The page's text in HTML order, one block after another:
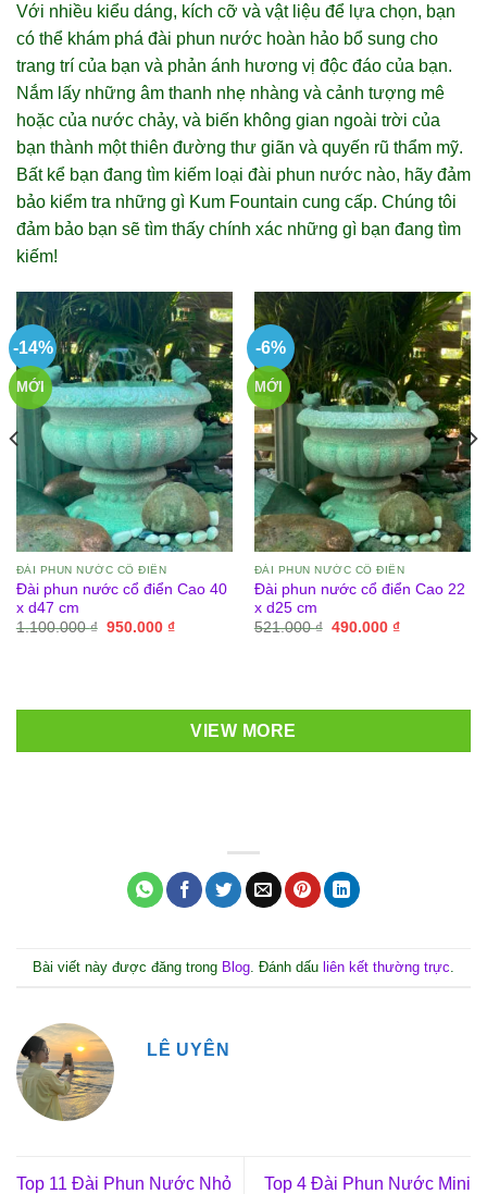
Với nhiều kiểu dáng, kích cỡ và vật liệu để lựa chọn, bạn
có thể khám phá đài phun nước hoàn hảo bổ sung cho
trang trí của bạn và phản ánh hương vị độc đáo của bạn.
Nắm lấy những âm thanh nhẹ nhàng và cảnh tượng mê
hoặc của nước chảy, và biến không gian ngoài trời của
bạn thành một thiên đường thư giãn và quyến rũ thẩm mỹ.
Bất kể bạn đang tìm kiếm loại đài phun nước nào, hãy đảm
bảo kiểm tra những gì Kum Fountain cung cấp. Chúng tôi
đảm bảo bạn sẽ tìm thấy chính xác những gì bạn đang tìm
kiếm!
-14%
MỚI
ĐÀI PHUN NƯỚC CỔ ĐIỂN
Đài phun nước cổ điển Cao 40
x d47 cm
1.100.000₫ Giá
950.000 ₫Giá
-6%
MỚI
ĐÀI PHUN NƯỚC CỔ ĐIỂN
Đài phun nước cổ điển Cao 22
x d25 cm
521.000₫ Giá
490.000 ₫Giá
VIEW MORE
Bài viết này được đăng trong Blog . Đánh dấu liên kết thường trực
LÊ UYÊN
Top 11 Đài Phun Nước Nhỏ
Top 4 Đài Phun Nước Mini